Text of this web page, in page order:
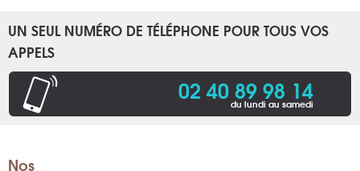
UN SEUL NUMÉRO DE TÉLÉPHONE POUR TOUS VOS
APPELS
02 40 89 98 14
du lundi au samedi
Nos